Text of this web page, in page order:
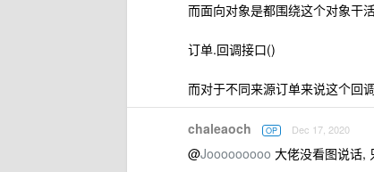
而面向对象是都围绕这个对象干
订单.回调接口()
而对于不同来源订单来说这个回
chaleaoch OP Dec 17, 2020
@Jooooooooo 大佬没看图说话,